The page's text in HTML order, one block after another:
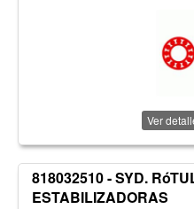
Ver
818032510 - SYD.
ESTABILIZADORAS